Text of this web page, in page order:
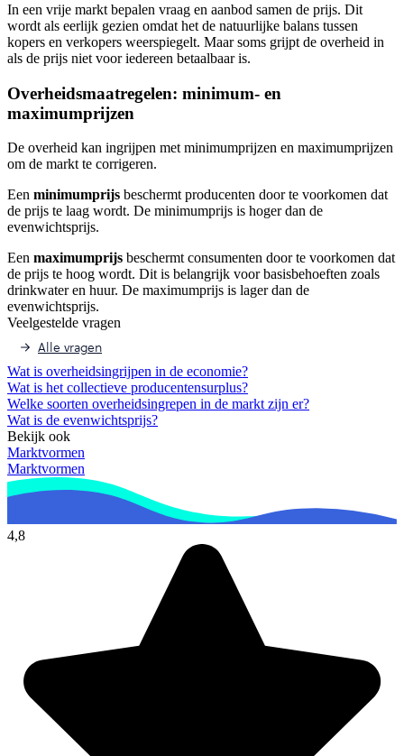
In een vrije markt bepalen vraag en aanbod samen de prijs. Dit
wordt als eerlijk gezien omdat het de natuurlijke balans tussen
kopers en verkopers weerspiegelt. Maar soms grijpt de overheid in
als de prijs niet voor iedereen betaalbaar is.
Overheidsmaatregelen: minimum- en
maximumprijzen
De overheid kan ingrijpen met minimumprijzen en maximumprijzen
om de markt te corrigeren.
Een minimumprijs beschermt producenten door te voorkomen dat
de prijs te laag wordt. De minimumprijs is hoger dan de
evenwichtsprijs.
Een maximumprijs beschermt consumenten door te voorkomen dat
de prijs te hoog wordt. Dit is belangrijk voor basisbehoeften zoals
drinkwater en huur. De maximumprijs is lager dan de
evenwichtsprijs.
Veelgestelde vragen
Alle vragen
Wat is overheidsingrijpen in de economie?
Wat is het collectieve producentensurplus?
Welke soorten overheidsingrepen in de markt zijn er?
Wat is de evenwichtsprijs?
Bekijk ook
Marktvormen
Marktvormen
4,8